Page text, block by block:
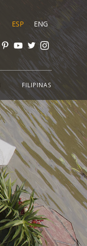
ESP ENG
FILIPINAS